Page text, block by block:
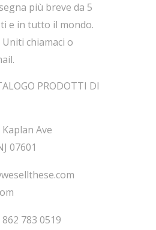
più breve da 5
e in tutto il mondo.
Uniti chiamaci o
PRODOTTI DI
Ave
07601
862 783 0519